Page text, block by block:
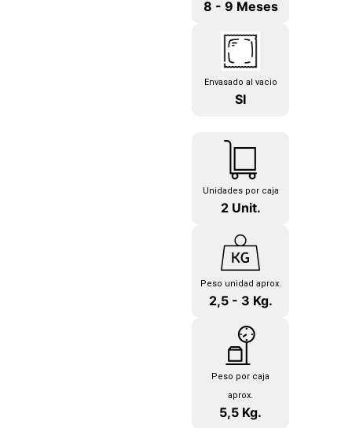
8 - 9 Meses
Envasado al vacio
SI
Unidades por caja
2 Unit.
Peso unidad aprox.
2,5 - 3 Kg.
Peso por caja
aprox.
5,5 Kg.